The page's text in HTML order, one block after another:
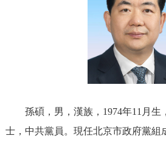
機構職能
決策公開 專題公開
孫碩，男，漢族，1974年11月生
士，中共黨員。現任北京市政府黨組